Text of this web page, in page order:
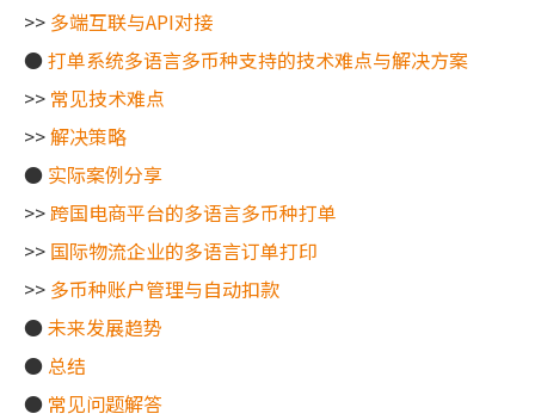
>> 多端互联与API对接
●打单系统多语言多币种支持的技术难点与解决方案
>> 常见技术难点
>>解决策略
● 实际案例分享
>>跨国电商平台的多语言多币种打单
>> 国际物流企业的多语言订单打印
>> 多币种账户管理与自动扣款
●未来发展趋势
● 总结
● 常见问题解答